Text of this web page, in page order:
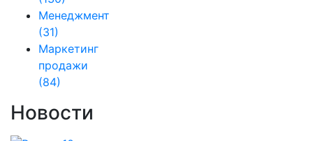
Менеджмент
(31)
Маркетинг
продажи
(84)
Новости